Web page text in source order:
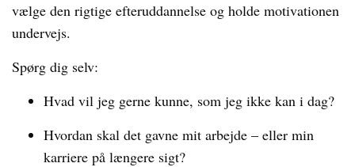
vælge den rigtige efteruddannelse og holde motivationen
undervejs.
Spørg dig selv:
Hvad vil jeg gerne kunne, som jeg ikke kan i dag?
Hvordan skal det gavne mit arbejde – eller min
karriere på længere sigt?